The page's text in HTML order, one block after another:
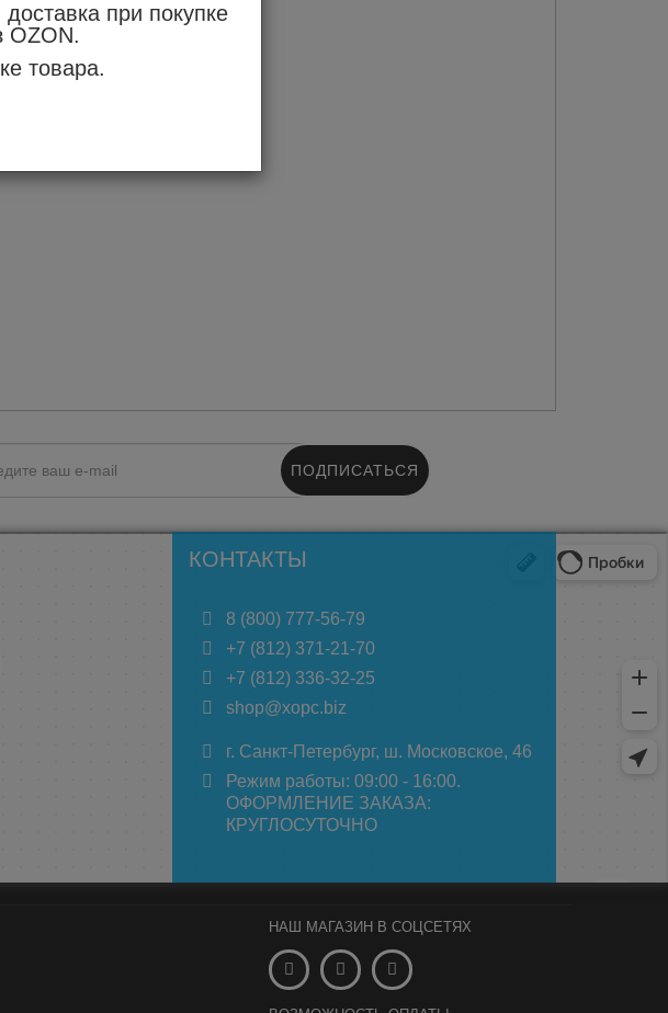
при покупке
OZON.
товара.
ПОДПИСАТЬСЯ
КОНТАКТЫ
8 (800) 777-56-79
+7 (812) 371-21-70
+7 (812) 336-32-25
shop@xopc.biz
г. Санкт-Петербург, ш. Московское, 46
Режим работы: 09:00 - 16:00.
ОФОРМЛЕНИЕ ЗАКАЗА:
КРУГЛОСУТОЧНО
НАШ МАГАЗИН В СОЦСЕТЯХ